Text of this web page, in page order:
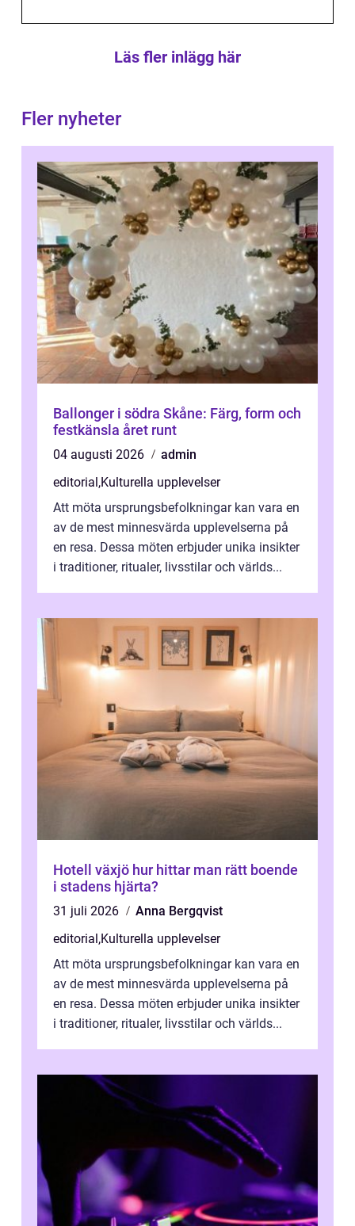
Läs fler inlägg här
Fler nyheter
Ballonger i södra Skåne: Färg, form och
festkänsla året runt
04 augusti 2026
admin
editorial ,Kulturella upplevelser
Att möta ursprungsbefolkningar kan vara en
av de mest minnesvärda upplevelserna på
en resa. Dessa möten erbjuder unika insikter
i traditioner, ritualer, livsstilar och världs...
Hotell växjö hur hittar man rätt boende
i stadens hjärta?
31 juli 2026
Anna Bergqvist
editorial ,Kulturella upplevelser
Att möta ursprungsbefolkningar kan vara en
av de mest minnesvärda upplevelserna på
en resa. Dessa möten erbjuder unika insikter
i traditioner, ritualer, livsstilar och världs...